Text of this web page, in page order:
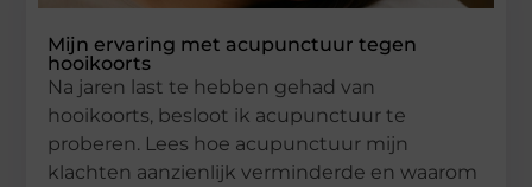
Mijn ervaring met acupunctuur tegen
hooikoorts
Na jaren last te hebben gehad van
hooikoorts, besloot ik acupunctuur te
proberen. Lees hoe acupunctuur mijn
klachten aanzienlijk verminderde en waarom